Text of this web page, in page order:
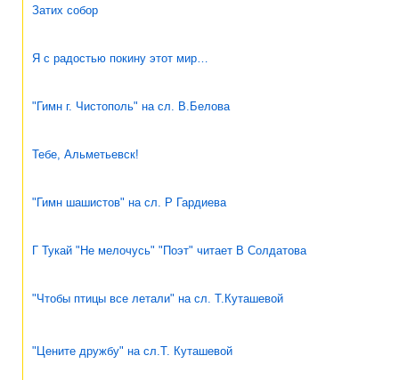
Затих собор
Я с радостью покину этот мир…
"Гимн г. Чистополь" на сл. В.Белова
Тебе, Альметьевск!
"Гимн шашистов" на сл. Р Гардиева
Г Тукай "Не мелочусь" "Поэт" читает В Солдатова
"Чтобы птицы все летали" на сл. Т.Куташевой
"Цените дружбу" на сл.Т. Куташевой